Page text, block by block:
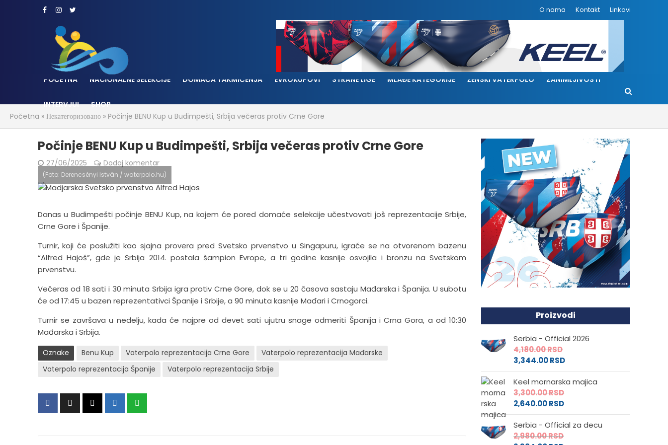
O nama Kontakt Linkovi
POČETNA NACIONALNE SELEKCIJE DOMAĆA TAKMIČENJA EVROKUPOVI STRANE LIGE MLAĐE KATEGORIJE ŽENSKI VATERPOLO ZANIMLJIVOSTI
INTERVJUI
SHOP
Početna » Некатегоризовано » Počinje BENU Kup u Budimpešti, Srbija večeras protiv Crne Gore
Počinje BENU Kup u Budimpešti, Srbija večeras protiv Crne Gore
27/06/2025 Dodaj komentar
(Foto: Derencsényi István / waterpolo.hu)
Danas u Budimpešti počinje BENU Kup, na kojem će pored domaće selekcije učestvovati još reprezentacije Srbije,
Crne Gore i Španije.
Turnir, koji će poslužiti kao sjajna provera pred Svetsko prvenstvo u Singapuru, igraće se na otvorenom bazenu
“Alfred Hajoš”, gde je Srbija 2014. postala šampion Evrope, a tri godine kasnije osvojila i bronzu na Svetskom
prvenstvu.
Večeras od 18 sati i 30 minuta Srbija igra protiv Crne Gore, dok se u 20 časova sastaju Mađarska i Španija. U subotu
će od 17:45 u bazen reprezentativci Španije i Srbije, a 90 minuta kasnije Mađari i Crnogorci.
Turnir se završava u nedelju, kada će najpre od devet sati ujutru snage odmeriti Španija i Crna Gora, a od 10:30
Mađarska i Srbija.
Oznake Benu Kup Vaterpolo reprezentacija Crne Gore
Vaterpolo reprezentacija Mađarske
Vaterpolo reprezentacija Španije
Vaterpolo reprezentacija Srbije
Proizvodi
Serbia - Official 2026
4,180.00RSD
3,344.00RSD
Keel mornarska majica
3,300.00RSD
2,640.00RSD
Serbia - Official za decu
2,980.00RSD